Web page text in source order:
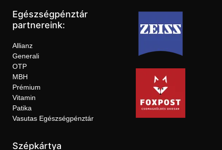
Egészségpénztár
partnereink:
Allianz
Generali
OTP
MBH
Prémium
Vitamin
Patika
Vasutas Egészségpénztár
Szépkártya